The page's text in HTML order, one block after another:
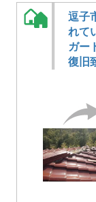
逗子
れて
ガー
復旧